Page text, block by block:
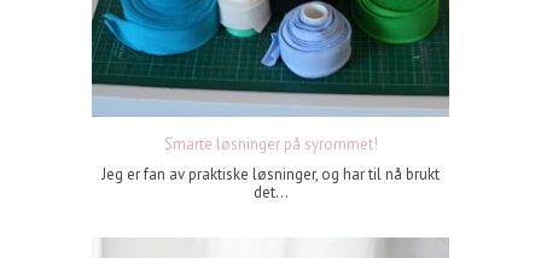
Smarte løsninger på syrommet!
Jeg er fan av praktiske løsninger, og har til nå brukt
det...